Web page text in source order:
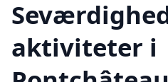
aktiviteter i